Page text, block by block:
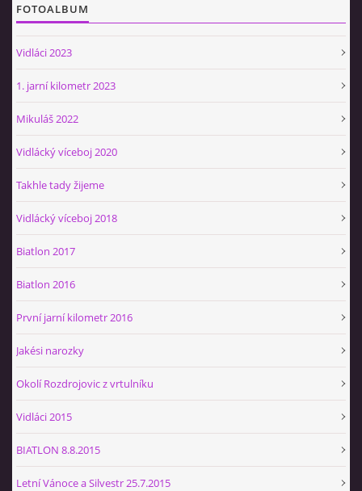
Šafránka 182E
petr.jerousek@vinium.cz
FOTOALBUM
Vidláci 2023
1. jarní kilometr 2023
Mikuláš 2022
Vidlácký víceboj 2020
Takhle tady žijeme
Vidlácký víceboj 2018
Biatlon 2017
Biatlon 2016
První jarní kilometr 2016
Jakési narozky
Okolí Rozdrojovic z vrtulníku
Vidláci 2015
BIATLON 8.8.2015
Letní Vánoce a Silvestr 25.7.2015